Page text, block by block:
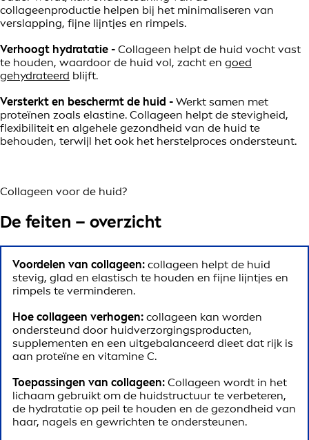
collageenproductie helpen bij het minimaliseren van
verslapping, fijne lijntjes en rimpels.
Verhoogt hydratatie - Collageen helpt de huid vocht vast
te houden, waardoor de huid vol, zacht en goed
gehydrateerd blijft.
Versterkt en beschermt de huid - Werkt samen met
proteïnen zoals elastine. Collageen helpt de stevigheid,
flexibiliteit en algehele gezondheid van de huid te
behouden, terwijl het ook het herstelproces ondersteunt.
Collageen voor de huid?
De feiten – overzicht
Voordelen van collageen: collageen helpt de huid
stevig, glad en elastisch te houden en fijne lijntjes en
rimpels te verminderen.
Hoe collageen verhogen: collageen kan worden
ondersteund door huidverzorgingsproducten,
supplementen en een uitgebalanceerd dieet dat rijk is
aan proteïne en vitamine C.
Toepassingen van collageen: Collageen wordt in het
lichaam gebruikt om de huidstructuur te verbeteren,
de hydratatie op peil te houden en de gezondheid van
haar, nagels en gewrichten te ondersteunen.